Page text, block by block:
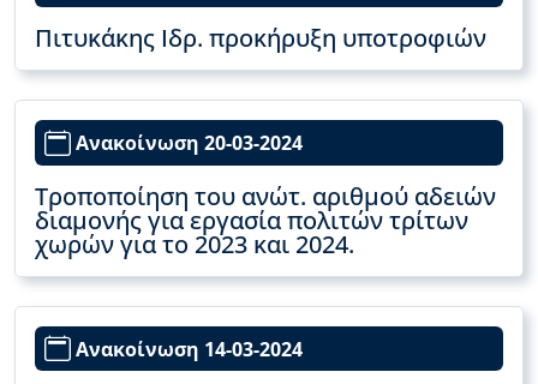
Πιτυκάκης Ιδρ. προκήρυξη υποτροφιών
Ανακοίνωση 20-03-2024
Τροποποίηση του ανώτ. αριθμού αδειών
διαμονής για εργασία πολιτών τρίτων
χωρών για το 2023 και 2024.
Ανακοίνωση 14-03-2024